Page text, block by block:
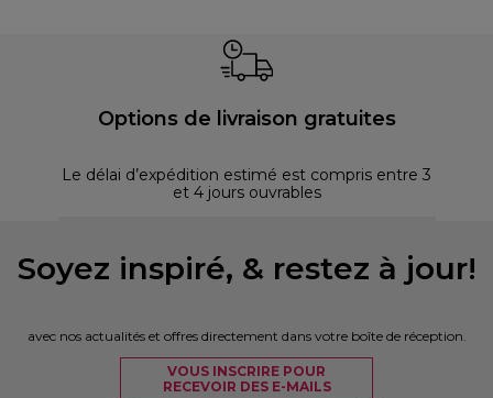
Options de livraison gratuites
Le délai d’expédition estimé est compris entre 3
et 4 jours ouvrables
Soyez inspiré, & restez à jour!
avec nos actualités et offres directement dans votre boîte de réception.
VOUS INSCRIRE POUR
RECEVOIR DES E-MAILS